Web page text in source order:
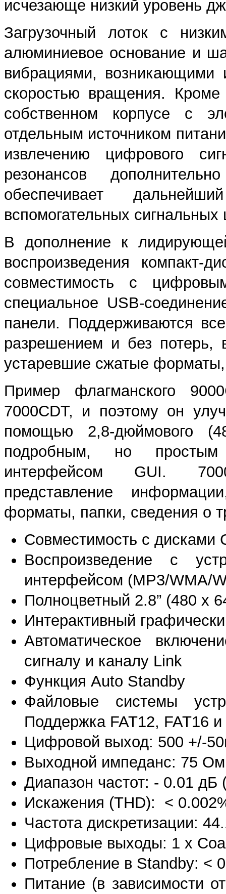
исчезающе низкий уровень
Загрузочный лоток с
алюминиевое основание и
вибрациями, возникающими
скоростью вращения. Кроме
собственном корпусе с
отдельным источником
извлечению цифрового
резонансов
обеспечивает
вспомогательных
В дополнение к
воспроизведения компакт-
совместимость с
специальное USB-
панели. Поддерживаются
разрешением и без потерь,
устаревшие сжатые форматы,
Пример флагманского
7000CDT, и поэтому он
помощью 2,8-дюймового
подробным, но простым
интерфейсом GUI.
представление
форматы, папки, сведения о
Совместимость с дисками
Воспроизведение с
интерфейсом (MP3/WMA/
Полноцветный 2.8” (480 х
Интерактивный
Автоматическое
сигналу и каналу Link
Функция Auto Standby
Файловые системы
Поддержка FAT12, FAT16 и
Цифровой выход: 500 +/-
Выходной импеданс: 75 Ом
Диапазон частот: - 0.01 дБ
Искажения (THD): <
Частота дискретизации:
Цифровые выходы: 1 x
Потребление в Standby: <
Питание (в зависимости